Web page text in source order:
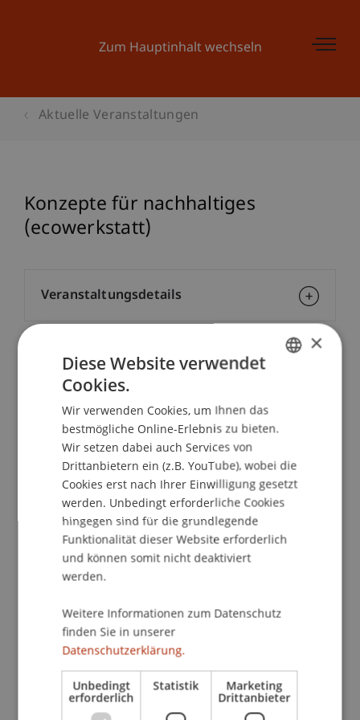
Zum Hauptinhalt wechseln
Aktuelle Veranstaltungen
Konzepte für nachhaltiges
(ecowerkstatt)
School/Professur:
Architektur
Wichtige Stellschrauben für die Planung und
Realisierung von nachhaltigen Gebäuden -
Nachhaltiges Bauen beginnt schon in der
Planung. Zu wissen, worauf es in den
verschiedenen Phasen ankommt, ist für alle am
vermindert und Zusatzkosten vermieden. Der
Kurs gibt eine Übersicht über Standards zum
ökologischen und nachhaltigen Bauen mit ihren
Vor- und Nachteilen. Anhand von Praxisbeispielen
wird gezeigt, wie sich nachhaltiges Bauen in
Architektur und Gebäudekonzepten
Veranstaltungsdetails
Kontakt
×
Diese Website verwendet
Cookies.
Wir verwenden Cookies, um Ihnen das
bestmögliche Online-Erlebnis zu bieten.
Wir setzen dabei auch Services von
Drittanbietern ein (z.B. YouTube), wobei die
Cookies erst nach Ihrer Einwilligung gesetzt
werden. Unbedingt erforderliche Cookies
hingegen sind für die grundlegende
Funktionalität dieser Website erforderlich
und können somit nicht deaktiviert
werden.
Weitere Informationen zum Datenschutz
finden Sie in unserer
Datenschutzerklärung.
Unbedingt
erforderlich
Statistik Marketing
Drittanbieter